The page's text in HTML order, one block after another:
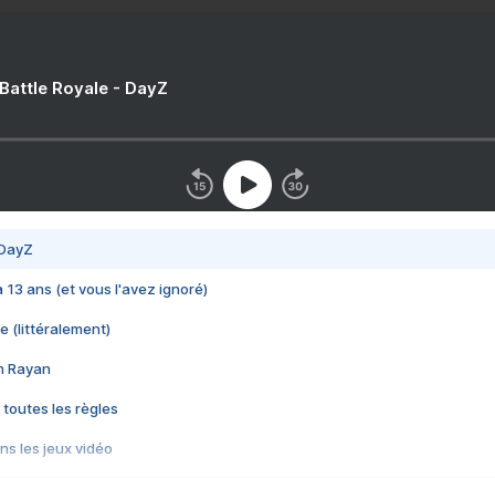
Royale - DayZ
13 ans (et vous l'avez ignoré)
(littéralement)
Rayan
toutes les règles
les jeux vidéo